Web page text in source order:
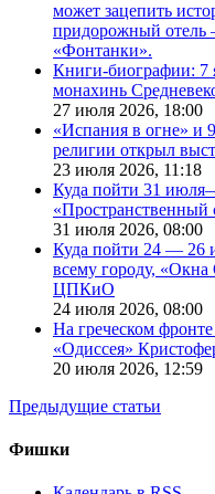
может зацепить
придорожный отель
«Фонтанки».
Книги-биографии: 7
монахинь
27 июля 2026, 18:00
«Испания в огне» и
религии открыл
23 июля 2026, 11:18
Куда пойти 31
31 июля 2026, 08:00
Куда пойти 24 — 26
всему городу,
ЦПКиО
24 июля 2026, 08:00
На греческом
«Одиссея»
20 июля 2026, 12:59
Предыдущие статьи
Фишки